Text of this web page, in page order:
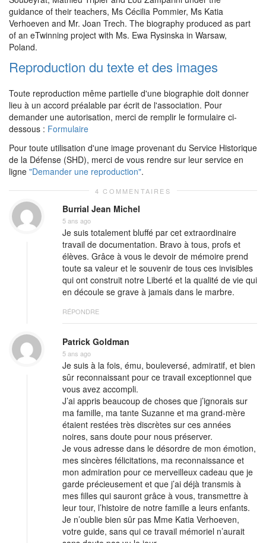
guidance of their teachers, Ms Cécilia Pommier, Ms Katia
Verhoeven and Mr. Joan Trech. The biography produced as part
of an eTwinning project with Ms. Ewa Rysinska in Warsaw,
Poland.
Reproduction du texte et des images
Toute reproduction même partielle d'une biographie doit donner
lieu à un accord préalable par écrit de l'association. Pour
demander une autorisation, merci de remplir le formulaire ci-
dessous : Formulaire
Pour toute utilisation d'une image provenant du Service Historique
de la Défense (SHD), merci de vous rendre sur leur service en
ligne "Demander une reproduction".
4 COMMENTAIRES
Burrial Jean Michel
5 ans ago
Je suis totalement bluffé par cet extraordinaire
travail de documentation. Bravo à tous, profs et
élèves. Grâce à vous le devoir de mémoire prend
toute sa valeur et le souvenir de tous ces invisibles
qui ont construit notre Liberté et la qualité de vie qui
en découle se grave à jamais dans le marbre.
RÉPONDRE
Patrick Goldman
5 ans ago
Je suis à la fois, ému, bouleversé, admiratif, et bien
sûr reconnaissant pour ce travail exceptionnel que
vous avez accompli.
J’ai appris beaucoup de choses que j’ignorais sur
ma famille, ma tante Suzanne et ma grand-mère
étaient restées très discrètes sur ces années
noires, sans doute pour nous préserver.
Je vous adresse dans le désordre de mon émotion,
mes sincères félicitations, ma reconnaissance et
mon admiration pour ce merveilleux cadeau que je
garde précieusement et que j’ai déjà transmis à
mes filles qui sauront grâce à vous, transmettre à
leur tour, l’histoire de notre famille a leurs enfants.
Je n’oublie bien sûr pas Mme Katia Verhoeven,
votre guide, sans qui ce travail mémoriel n’aurait